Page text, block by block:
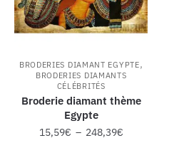
BRODERIES DIAMANT EGYPTE,
BRODERIES DIAMANTS
CÉLÉBRITÉS
Broderie diamant thème
Egypte
15,59€ – 248,39€